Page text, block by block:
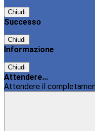
Chiudi
Successo
Chiudi
Informazione
Chiudi
Attendere...
Attendere il